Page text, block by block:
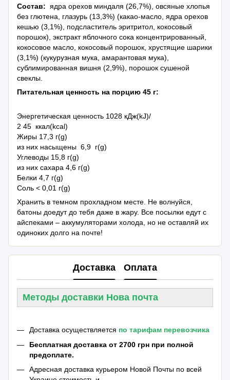
Состав: ядра орехов миндаля (26,7%), овсяные хлопья
без глютена, глазурь (13,3%) (какао-масло, ядра орехов
кешью (3,1%), подсластитель эритритол, кокосовый
порошок), экстракт яблочного сока концентрированный,
кокосовое масло, кокосовый порошок, хрустящие шарики
(3,1%) (кукурузная мука, амарантовая мука),
сублимированная вишня (2,9%), порошок сушеной
свеклы.
Питательная ценность на порцию 45 г:
Энергетическая ценность 1028 кДж(kJ)/
2 45 ккал(kcal)
Жиры 17,3 г(g)
из них насыщены 6,9 г(g)
Углеводы 15,8 г(g)
из них сахара 4,6 г(g)
Белки 4,7 г(g)
Соль < 0,01 г(g)
Хранить в темном прохладном месте. Не волнуйся,
батоны доедут до тебя даже в жару. Все посылки едут с
айспеками – аккумуляторами холода, но не оставляй их
одиноких долго на почте!
Доставка Оплата
Методы доставки Нова почта
Доставка осуществляется по тарифам перевозчика
Бесплатная доставка от 2700 грн при полной
предоплате.
Адресная доставка курьером Новой Почты по всей